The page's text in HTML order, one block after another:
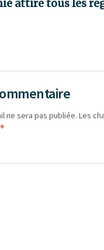
attire tous les
ne sera pas publiée. Les
*